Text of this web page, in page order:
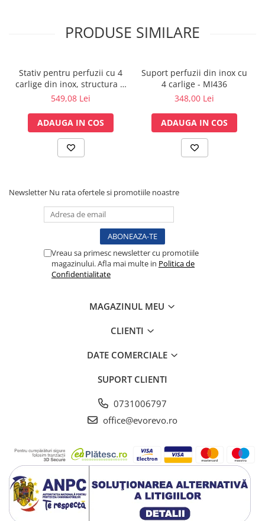
Tensiometre
Oftalmoscoape
Ingrijirea sanatatii
Aparate apnee
Aparate aerosoli
Cantare
Ingrijire personala
Perne si paturi electrice
Perne ortopedice
Tensiometre
Termometre
Taliometre / Pediometre
Prim ajutor, urgenta & reanimare
Genti urgente
Gulere cervicale
Masti
Rucsacuri
Foarfece
PRODUSE SIMILARE
Stativ pentru perfuzii cu 4
carlige din inox, structura si
baza din inox - M600694/4
549,08 Lei
ADAUGA IN COS
Suport perfuzii din inox cu
4 carlige - MI436
348,00 Lei
ADAUGA IN COS
Newsletter Nu rata ofertele si promotiile noastre
Vreau sa primesc newsletter cu promotiile
magazinului. Afla mai multe in Politica de
Confidentialitate
MAGAZINUL MEU
CLIENTI
DATE COMERCIALE
SUPORT CLIENTI
0731006797
office@evorevo.ro